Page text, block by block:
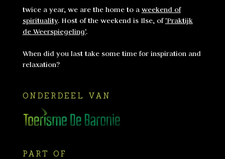
twice a year, we are the home to aweekend of
spirituality. Host of the weekend is Ilse, of 'Praktijk
de Weerspiegeling'.
When did you last take some time for inspiration and
relaxation?
ONDERDEEL VAN
PART OF